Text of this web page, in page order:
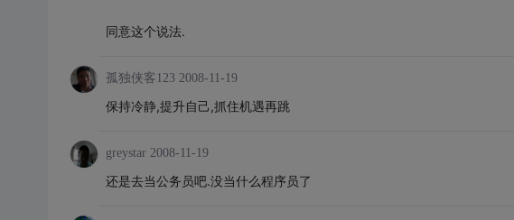
同意这个说法.
孤独侠客123 2008-11-19
保持冷静,提升自己,抓住机遇再跳
greystar 2008-11-19
还是去当公务员吧.没当什么程序员了